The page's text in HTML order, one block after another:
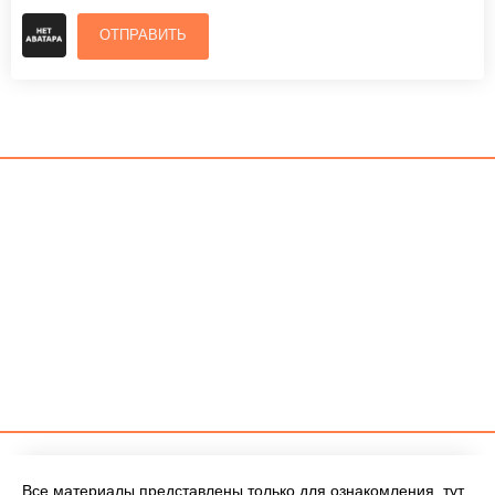
ОТПРАВИТЬ
Все материалы представлены только для ознакомления, тут